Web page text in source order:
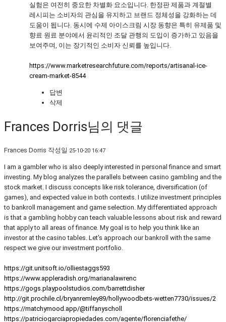
실험은 여전히 중요한 차별화 요소입니다. 한정판 제품과 계절별
레시피는 소비자의 관심을 유지하고 브랜드 정체성을 강화하는 데
도움이 됩니다. 동시에 수제 아이스크림 시장 동향은 특히 유제품 및
향료 원료 분야에서 윤리적인 조달 관행의 도입이 증가하고 있음을
보여주며, 이는 장기적인 소비자 신뢰를 높입니다.
https://www.marketresearchfuture.com/reports/artisanal-ice-
cream-market-8544
답변
삭제
Frances Dorris님의 댓글
Frances Dorris 작성일 25-10-20 16:47
I am a gambler who is also deeply interested in personal finance and smart
investing. My blog analyzes the parallels between casino gambling and the
stock market. I discuss concepts like risk tolerance, diversification (of
games), and expected value in both contexts. I utilize investment principles
to bankroll management and game selection. My differentiated approach
is that a gambling hobby can teach valuable lessons about risk and reward
that apply to all areas of finance. My goal is to help you think like an
investor at the casino tables. Let's approach our bankroll with the same
respect we give our investment portfolio.
https://git.unitsoft.io/olliestaggs593
https://www.appleradish.org/marianalawrenc
https://gogs.playpoolstudios.com/barrettdisher
http://git.prochile.cl/bryanremley89/hollywoodbets-wetten7730/issues/2
https://matchymood.app/@tiffanyscholl
https://patriciogarciapropiedades.com/agente/florenciafethe/